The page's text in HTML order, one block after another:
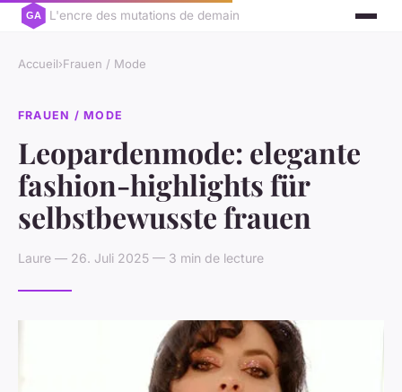
L'encre des mutations de demain
Accueil›Frauen / Mode
FRAUEN / MODE
Leopardenmode: elegante
fashion-highlights für
selbstbewusste frauen
Laure — 26. Juli 2025 — 3 min de lecture